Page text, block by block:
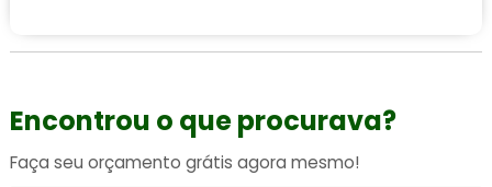
Encontrou o que procurava?
Faça seu orçamento grátis agora mesmo!